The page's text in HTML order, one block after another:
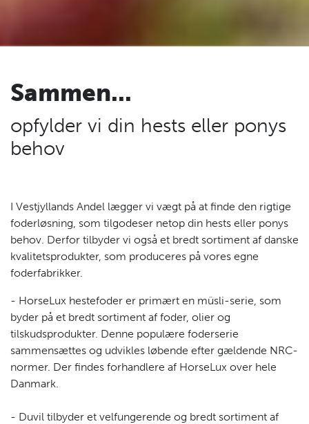
Sammen...
opfylder vi din hests eller ponys
behov
I Vestjyllands Andel lægger vi vægt på at finde den rigtige
foderløsning, som tilgodeser netop din hests eller ponys
behov. Derfor tilbyder vi også et bredt sortiment af danske
kvalitetsprodukter, som produceres på vores egne
foderfabrikker.
- HorseLux hestefoder er primært en müsli-serie, som
byder på et bredt sortiment af foder, olier og
tilskudsprodukter. Denne populære foderserie
sammensættes og udvikles løbende efter gældende NRC-
normer. Der findes forhandlere af HorseLux over hele
Danmark.
- Duvil tilbyder et velfungerende og bredt sortiment af